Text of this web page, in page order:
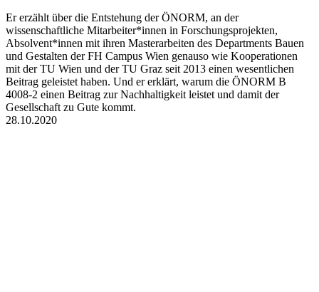
Er erzählt über die Entstehung der ÖNORM, an der
wissenschaftliche Mitarbeiter*innen in Forschungsprojekten,
Absolvent*innen mit ihren Masterarbeiten des Departments Bauen
und Gestalten der FH Campus Wien genauso wie Kooperationen
mit der TU Wien und der TU Graz seit 2013 einen wesentlichen
Beitrag geleistet haben. Und er erklärt, warum die ÖNORM B
4008-2 einen Beitrag zur Nachhaltigkeit leistet und damit der
Gesellschaft zu Gute kommt.
28.10.2020